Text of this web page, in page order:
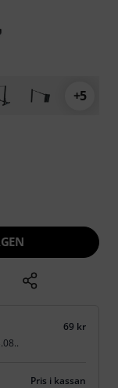
+5
69 kr
.
Pris i kassan